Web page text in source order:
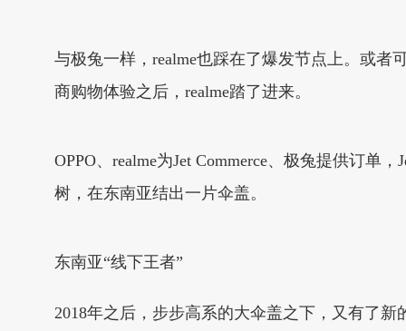
与极兔一样，realme也踩在了爆发节点上。或者
商购物体验之后，realme踏了进来。
OPPO、realme为Jet Commerce、极兔提供订单
树，在东南亚结出一片伞盖。
东南亚“线下王者”
2018年之后，步步高系的大伞盖之下，又有了新